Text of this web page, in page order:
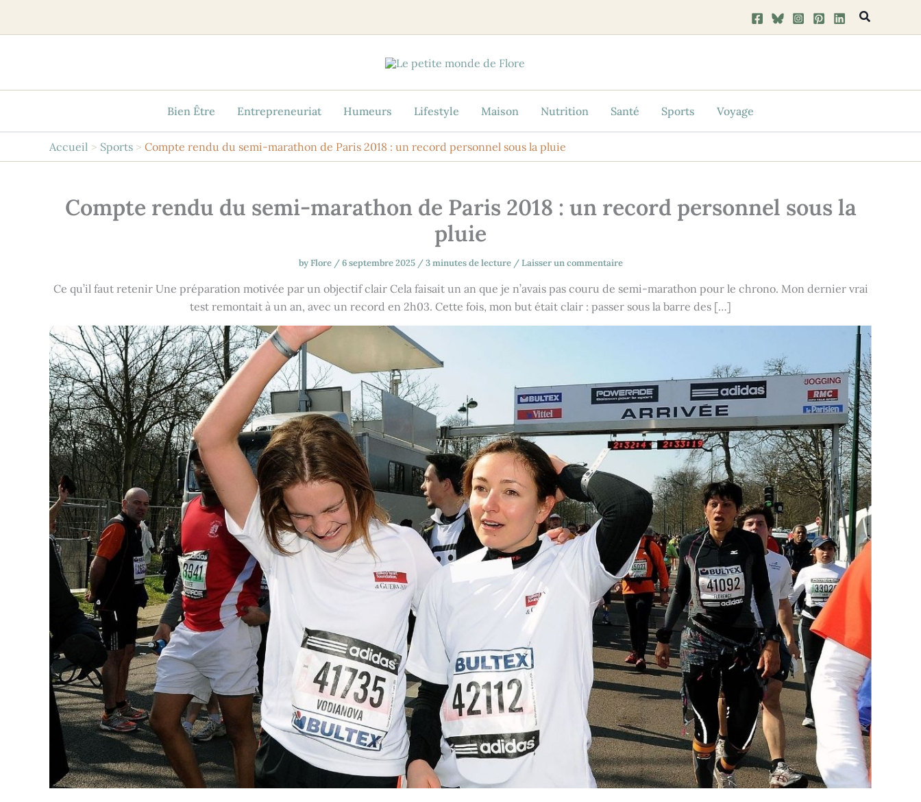
Bien Être Entrepreneuriat Humeurs Lifestyle Maison Nutrition Santé Sports Voyage
Accueil Sports Compte rendu du semi-marathon de Paris 2018 : un record personnel sous la pluie
Compte rendu du semi-marathon de Paris 2018 : un record personnel sous la
pluie
byFlore /6 septembre 2025 /3 minutes de lecture/Laisser un commentaire
Ce qu’il faut retenir Une préparation motivée par un objectif clair Cela faisait un an que je n’avais pas couru de semi-marathon pour le chrono. Mon dernier vrai
test remontait à un an, avec un record en 2h03. Cette fois, mon but était clair : passer sous la barre des […]